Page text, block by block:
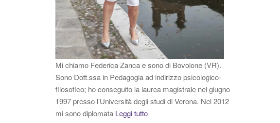
Mi chiamo Federica Zanca e sono di Bovolone (VR).
Sono Dott.ssa in Pedagogia ad indirizzo psicologico-
filosofico; ho conseguito la laurea magistrale nel giugno
1997 presso l’Università degli studi di Verona. Nel 2012
mi sono diplomata Leggi tutto